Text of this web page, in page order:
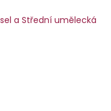
a Střední umělecká